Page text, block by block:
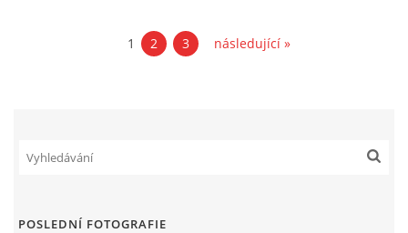
1 2 3 následující »
POSLEDNÍ FOTOGRAFIE